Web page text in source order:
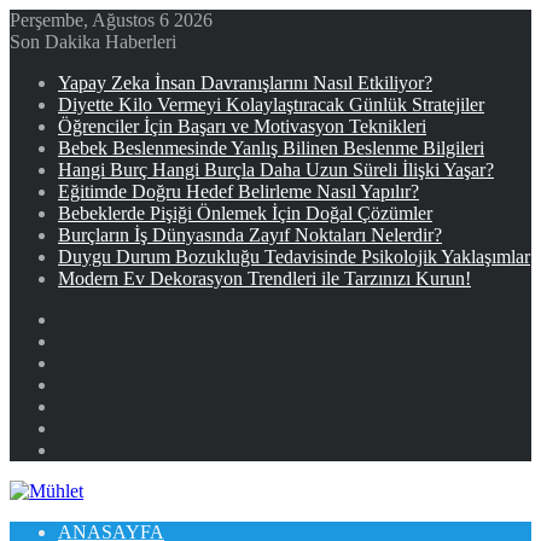
Perşembe, Ağustos 6 2026
Son Dakika Haberleri
Yapay Zeka İnsan Davranışlarını Nasıl Etkiliyor?
Diyette Kilo Vermeyi Kolaylaştıracak Günlük Stratejiler
Öğrenciler İçin Başarı ve Motivasyon Teknikleri
Bebek Beslenmesinde Yanlış Bilinen Beslenme Bilgileri
Hangi Burç Hangi Burçla Daha Uzun Süreli İlişki Yaşar?
Eğitimde Doğru Hedef Belirleme Nasıl Yapılır?
Bebeklerde Pişiği Önlemek İçin Doğal Çözümler
Burçların İş Dünyasında Zayıf Noktaları Nelerdir?
Duygu Durum Bozukluğu Tedavisinde Psikolojik Yaklaşımlar
Modern Ev Dekorasyon Trendleri ile Tarzınızı Kurun!
ANASAYFA